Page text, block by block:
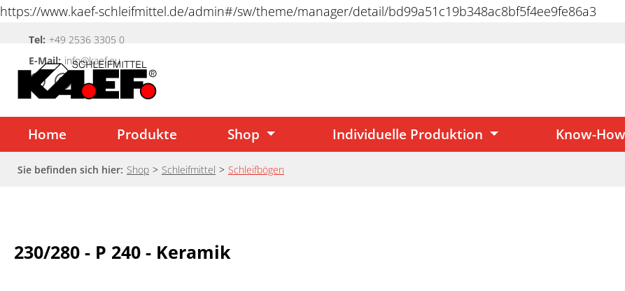
https://www.kaef-schleifmittel.de/admin#/sw/theme/manager/detail/bd99a51c19b348ac8bf5f4ee9fe86a3
Zur Hauptnavigation springen
Tel: +49 2536 3305 0
E-Mail: info@kaef.eu
Home Produkte Shop Individuelle Produktion Know-How
Sie befinden sich hier: Shop > Schleifmittel > Schleifbögen
230/280 - P 240 - Keramik